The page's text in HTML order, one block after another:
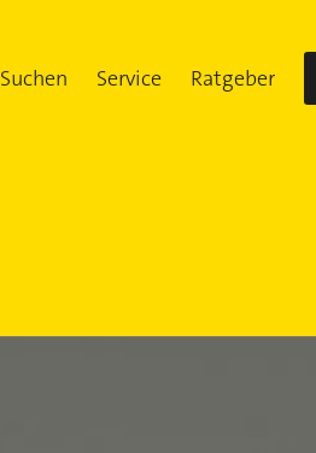
Suchen Service Ratgeber